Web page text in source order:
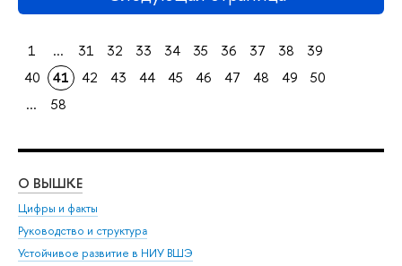
1 ... 31 32 33 34 35 36 37 38
39
40
41 42 43 44 45 46 47 48 49
50
...
58
О ВЫШКЕ
Цифры и факты
Руководство и структура
Устойчивое развитие в НИУ ВШЭ